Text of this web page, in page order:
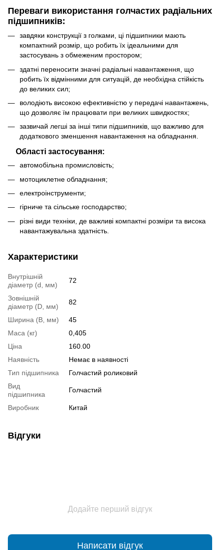
Переваги використання голчастих радіальних
підшипників:
завдяки конструкції з голками, ці підшипники мають
компактний розмір, що робить їх ідеальними для
застосувань з обмеженим простором;
здатні переносити значні радіальні навантаження, що
робить їх відмінними для ситуацій, де необхідна стійкість
до великих сил;
володіють високою ефективністю у передачі навантажень,
що дозволяє їм працювати при великих швидкостях;
зазвичай легші за інші типи підшипників, що важливо для
додаткового зменшення навантаження на обладнання.
Області застосування:
автомобільна промисловість;
мотоциклетне обладнання;
електроінструменти;
гірниче та сільське господарство;
різні види техніки, де важливі компактні розміри та висока
навантажувальна здатність.
Характеристики
Внутрішній
діаметр (d, мм)
72
Зовнішній
діаметр (D, мм)
82
Ширина (B, мм)
45
Маса (кг)
0,405
Ціна
160.00
Наявність
Немає в наявності
Тип підшипника
Голчастий роликовий
Вид
підшипника
Голчастий
Виробник Китай
Відгуки
Додайте перший відгук
Написати відгук